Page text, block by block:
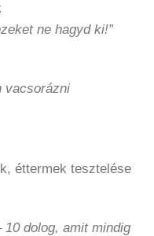
ne hagyd ki!”
vacsorázni
éttermek tesztelése
dolog, amit mindig